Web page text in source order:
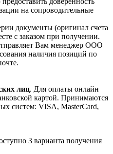
на сопроводительные
документы (оригинал счета
с заказом при получении.
Вам менеджер ООО
наличия позиций по
лиц. Для оплаты онлайн
картой. Принимаются
систем: VISA, MasterCard,
3 варианта получения